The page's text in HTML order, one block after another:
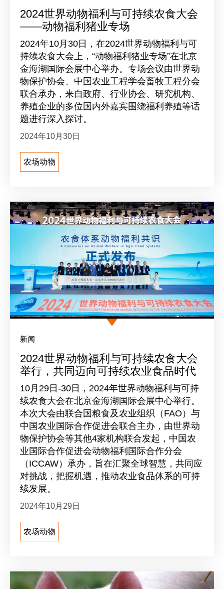
2024世界动物福利与可持续农食大会
——动物福利猪业专场
2024年10月30日
2024年10月30日，在2024世界动物福利与可
持续农食大会上，“动物福利猪业专场”在北京
金海湖国际会展中心举办。专场会议由世界动
物保护协会、中国农业工程学会畜牧工程分会
联合承办，来自政府、行业协会、研究机构、
养殖企业的多位国内外嘉宾围绕福利养殖等话
题进行深入探讨。
农场动物
2024世界动物福利与可持续农食大会
举行，共同迈向可持续农业食品时代
新闻
2024年10月29日
10月29日-30日，2024年世界动物福利与可持
续农食大会在北京金海湖国际会展中心举行。
本次大会由联合国粮食及农业组织（FAO）与
中国农业国际合作促进会联合主办，由世界动
物保护协会等其他4家机构联合发起，中国农
业国际合作促进会动物福利国际合作分会
（ICCAW）承办，旨在汇聚全球智慧，共同应
对挑战，把握机遇，推动农业食品体系的可持
续发展。
农场动物